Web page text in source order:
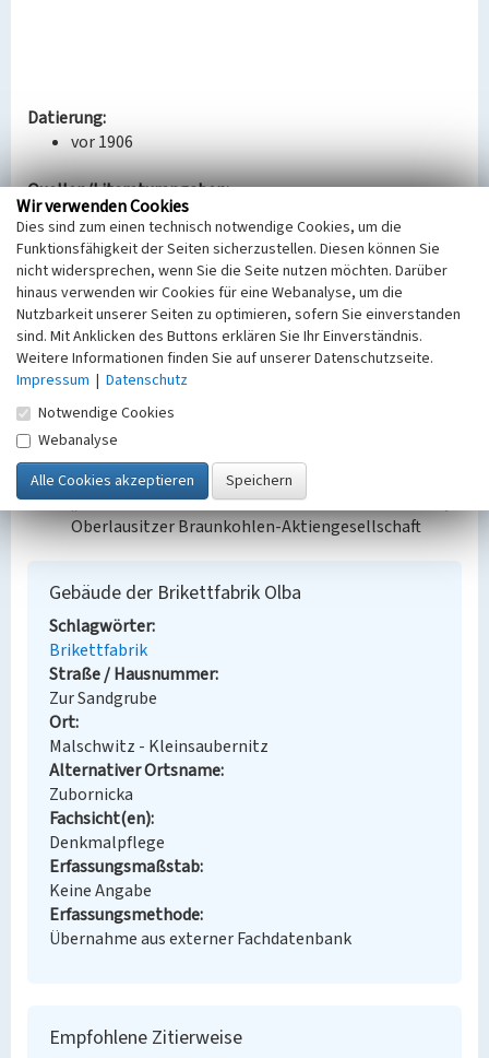
Datierung:
vor 1906
Quellen/Literaturangaben:
Stadtmuseum Bautzen/Wilhelm, Matthias: Vom
Radisch zur Olba Geschichte einer Landschaft;
Begleitheft zur Sonderausstellung vom 25.01.1998
bis zum 03.01.1999 im Stadtmuseum Bautzen -
Regionalmuseum der Sächsischen Oberlausitz;
Bautzen 1998.
https://www.sachsenschiene.net/bahn/str/str209.htm
Schumann, Von Carmen: Als an der OLBA noch Kohle
gefördert wurde; In: Sächsische Zeitung, Ausgabe
Bautzen (2014), S. 18.
Bauherr / Auftraggeber:
„Oberlausitzer Braunkohlen-Gewerkschaft Union“,
Oberlausitzer Braunkohlen-Aktiengesellschaft
Gebäude der Brikettfabrik Olba
Schlagwörter
Brikettfabrik
Straße / Hausnummer
Zur Sandgrube
Ort
Malschwitz - Kleinsaubernitz
Alternativer Ortsname
Zubornicka
Fachsicht(en)
Denkmalpflege
Erfassungsmaßstab
Keine Angabe
Erfassungsmethode
Übernahme aus externer Fachdatenbank
Empfohlene Zitierweise
Wir verwenden Cookies
Dies sind zum einen technisch notwendige Cookies, um die
Funktionsfähigkeit der Seiten sicherzustellen. Diesen können Sie
nicht widersprechen, wenn Sie die Seite nutzen möchten. Darüber
hinaus verwenden wir Cookies für eine Webanalyse, um die
Nutzbarkeit unserer Seiten zu optimieren, sofern Sie einverstanden
sind. Mit Anklicken des Buttons erklären Sie Ihr Einverständnis.
Weitere Informationen finden Sie auf unserer Datenschutzseite.
Impressum | Datenschutz
Notwendige Cookies
Webanalyse